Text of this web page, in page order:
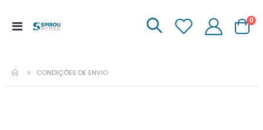
Menu
0
CONDIÇÕES DE ENVIO